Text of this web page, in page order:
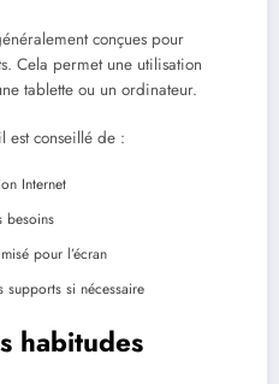
conçues pour
Cela permet une utilisation
tablette ou un ordinateur.
est conseillé de :
Internet
besoins
pour l’écran
supports si nécessaire
habitudes